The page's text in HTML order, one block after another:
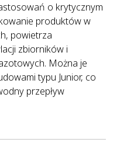
o krytycznym
produktów w
powietrza
zbiorników i
Można je
typu Junior, co
przepływ